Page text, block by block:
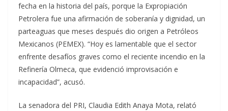
fecha en la historia del país, porque la Expropiación
Petrolera fue una afirmación de soberanía y dignidad, un
parteaguas que meses después dio origen a Petróleos
Mexicanos (PEMEX). “Hoy es lamentable que el sector
enfrente desafíos graves como el reciente incendio en la
Refinería Olmeca, que evidenció improvisación e
incapacidad”, acusó.
La senadora del PRI, Claudia Edith Anaya Mota, relató